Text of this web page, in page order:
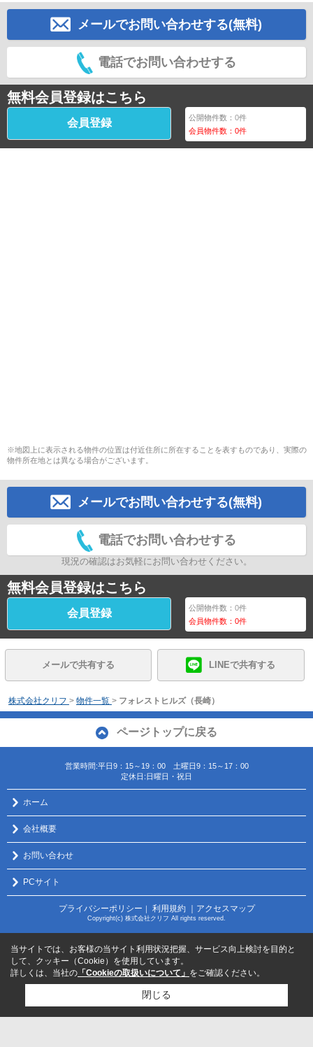
メールでお問い合わせする(無料)
電話でお問い合わせする
無料会員登録はこちら
会員登録 公開物件数：0件
会員物件数：0件
※地図上に表示される物件の位置は付近住所に所在することを表すものであり、実際の
物件所在地とは異なる場合がございます。
メールでお問い合わせする(無料)
電話でお問い合わせする
現況の確認はお気軽にお問い合わせください。
無料会員登録はこちら
会員登録 公開物件数：0件
会員物件数：0件
メールで共有する LINEで共有する
株式会社クリフ > 物件一覧 > フォレストヒルズ（長崎）
ページトップに戻る
営業時間:平日9：15～19：00 土曜日9：15～17：00
定休日:日曜日・祝日
ホーム
会社概要
お問い合わせ
PCサイト
プライバシーポリシー 利用規約 ｜アクセスマップ
Copyright(c) 株式会社クリフ All rights reserved.
当サイトでは、お客様の当サイト利用状況把握、サービス向上検討を目的と
して、クッキー（Cookie）を使用しています。
詳しくは、当社の 「Cookieの取扱いについて」 をご確認ください。
閉じる